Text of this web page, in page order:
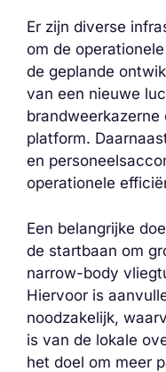
Er zijn diverse
om de
de geplande
van een nieuwe
platform.
en
operationele
Een belangrijke
de startbaan om
narrow-body
Hiervoor is
noodzakelijk,
is van de lokale
het doel om meer